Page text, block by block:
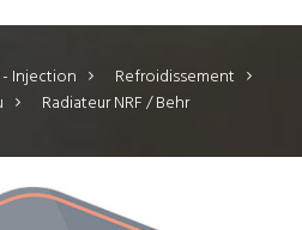
Injection >
Refroidissement
> Radiateur NRF / Behr